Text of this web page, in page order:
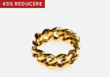
45% REDUCERE